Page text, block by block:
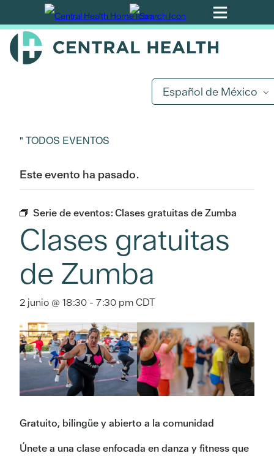
Ir
al
contenido
Español de México
" TODOS EVENTOS
Este evento ha pasado.
Serie de eventos:Clases gratuitas de Zumba
Clases gratuitas
de Zumba
2 junio @ 18:30 - 7:30 pmCDT
Gratuito, bilingüe y abierto a la comunidad
Únete a una clase enfocada en danza y fitness que